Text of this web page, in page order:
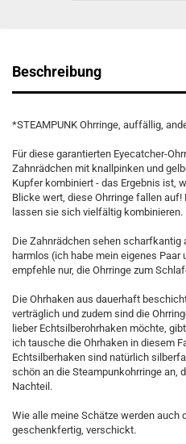
Beschreibung
*STEAMPUNK Ohrringe, auffällig,
Für diese garantierten Eyecatcher-
Zahnrädchen mit knallpinken und
Kupfer kombiniert - das Ergebnis ist,
Blicke wert, diese Ohrringe fallen
lassen sie sich vielfältig kombinieren.
Die Zahnrädchen sehen scharfkantig
harmlos (ich habe mein eigenes
empfehle nur, die Ohrringe zum
Die Ohrhaken aus dauerhaft
verträglich und zudem sind die
lieber Echtsilberohrhaken möchte,
ich tausche die Ohrhaken in diesem
Echtsilberhaken sind natürlich
schön an die Steampunkohrringe an,
Nachteil.
Wie alle meine Schätze werden auch
geschenkfertig, verschickt.